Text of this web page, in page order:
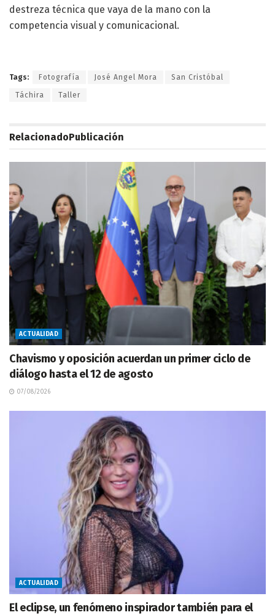
destreza técnica que vaya de la mano con la
competencia visual y comunicacional.
Tags: Fotografía José Angel Mora San Cristóbal
Táchira Taller
RelacionadoPublicación
ACTUALIDAD
Chavismo y oposición acuerdan un primer ciclo de
diálogo hasta el 12 de agosto
07/08/2026
ACTUALIDAD
El eclipse, un fenómeno inspirador también para el